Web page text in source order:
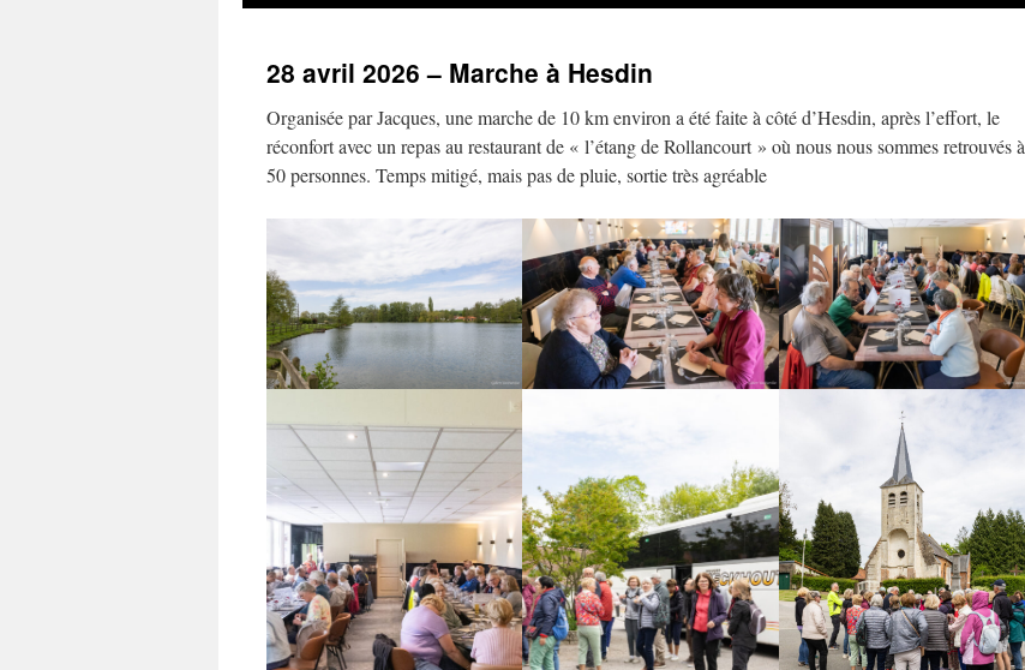
28 avril 2026 – Marche à Hesdin
Organisée par Jacques, une marche de 10 km environ a été faite à côté d’Hesdin, après l’effort, le
réconfort avec un repas au restaurant de « l’étang de Rollancourt » où nous nous sommes retrouvés à
50 personnes. Temps mitigé, mais pas de pluie, sortie très agréable